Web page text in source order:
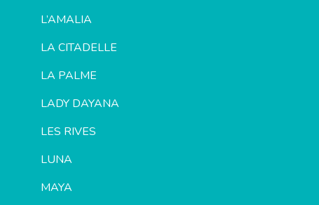
L’AMALIA
LA CITADELLE
LA PALME
LADY DAYANA
LES RIVES
LUNA
MAYA